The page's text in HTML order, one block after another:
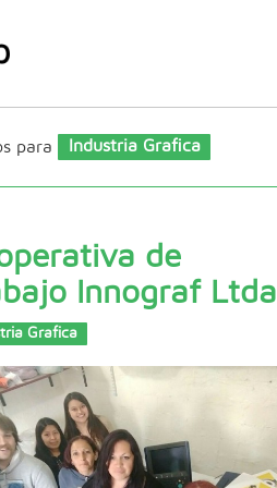
para Industria Grafica
de
Innograf Ltda
Grafica